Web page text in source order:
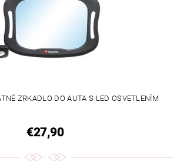
ZRKADLO DO AUTA S LED OSVETLENÍM
€27,90